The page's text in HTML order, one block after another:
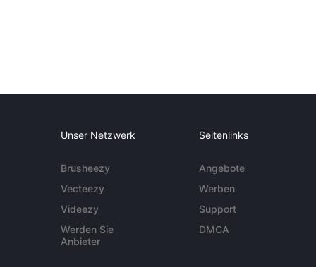
Unser Netzwerk
Brusheezy
Vecteezy
Videezy
Werden Sie
Anbieter
Seitenlinks
Angebote
Werben
Support
DMCA